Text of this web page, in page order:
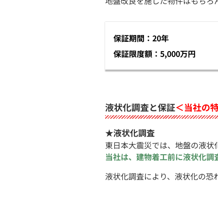
保証期間：20年
保証限度額：5,000万円
液状化調査と保証＜当社の
★液状化調査
東日本大震災では、地盤の液
当社は、建物着工前に液状化調
液状化調査により、液状化の